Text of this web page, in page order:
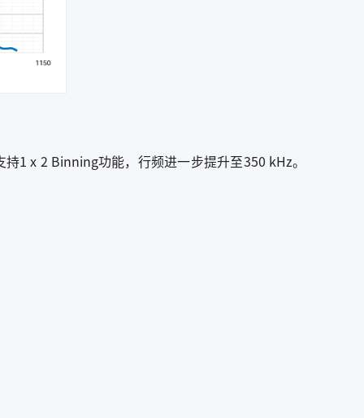
1 x 2 Binning功能，行频进一步提升至350 kHz。